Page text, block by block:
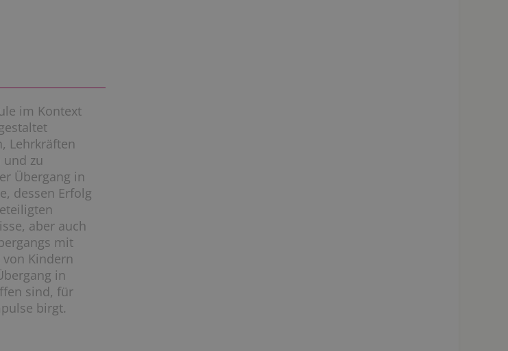
im Kontext
Lehrkräften
zu
Übergang in
dessen Erfolg
aber auch
mit
Kindern
in
sind, für
birgt.